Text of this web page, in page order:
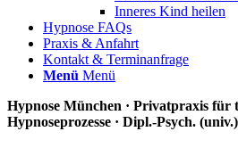
Inneres Kind heilen
Hypnose FAQs
Praxis & Anfahrt
Kontakt & Terminanfrage
Menü Menü
Hypnose München · Privatpraxis für
Hypnoseprozesse · Dipl.-Psych.